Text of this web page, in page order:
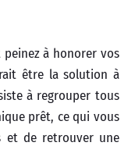
à honorer vos
être la solution à
à regrouper tous
prêt, ce qui vous
et de retrouver une